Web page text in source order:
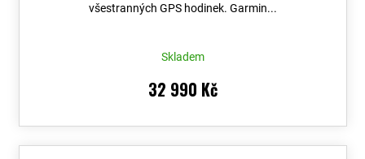
všestranných GPS hodinek. Garmin...
Skladem
32 990 Kč